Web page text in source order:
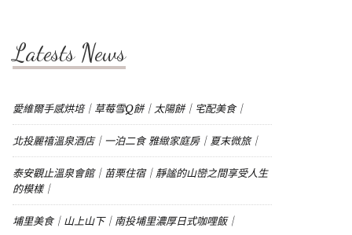
Latests News
愛維爾手感烘培｜草莓雪Q餅｜太陽餅｜宅配美食｜
北投麗禧溫泉酒店｜一泊二食 雅緻家庭房｜夏末微旅｜
泰安觀止溫泉會館｜苗栗住宿｜靜謐的山巒之間享受人生
的模樣｜
埔里美食｜山上山下｜南投埔里濃厚日式咖哩飯｜